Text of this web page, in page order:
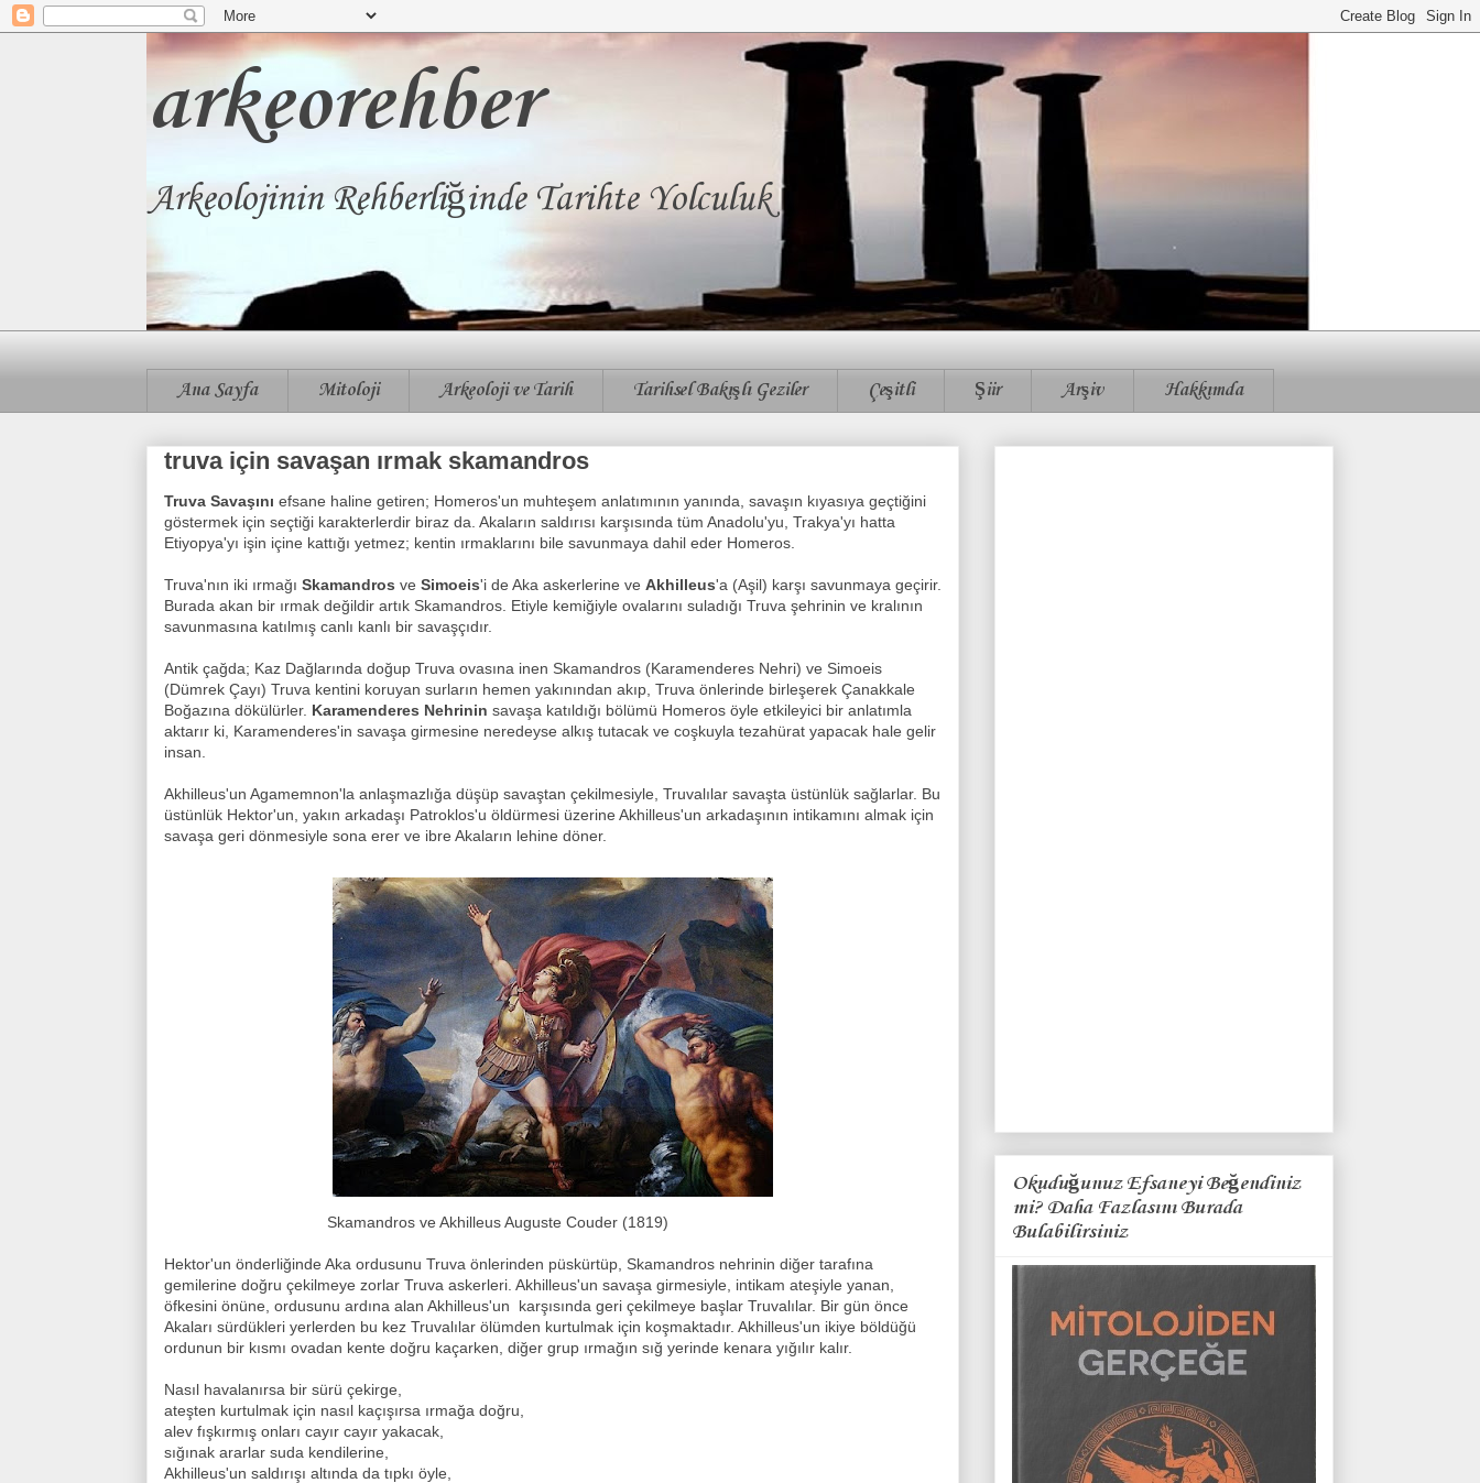
arkeorehber
Arkeolojinin Rehberliğinde Tarihte Yolculuk
Ana Sayfa Mitoloji Arkeoloji ve Tarih Tarihsel Bakışlı Geziler Çeşitli Şiir Arşiv Hakkımda
truva için savaşan ırmak skamandros
Truva Savaşını efsane haline getiren; Homeros'un muhteşem anlatımının yanında, savaşın kıyasıya geçtiğini
göstermek için seçtiği karakterlerdir biraz da. Akaların saldırısı karşısında tüm Anadolu'yu, Trakya'yı hatta
Etiyopya'yı işin içine kattığı yetmez; kentin ırmaklarını bile savunmaya dahil eder Homeros.
Truva'nın iki ırmağı Skamandros ve Simoeis'i de Aka askerlerine ve Akhilleus'a (Aşil) karşı savunmaya geçirir.
Burada akan bir ırmak değildir artık Skamandros. Etiyle kemiğiyle ovalarını suladığı Truva şehrinin ve kralının
savunmasına katılmış canlı kanlı bir savaşçıdır.
Antik çağda; Kaz Dağlarında doğup Truva ovasına inen Skamandros (Karamenderes Nehri) ve Simoeis
(Dümrek Çayı) Truva kentini koruyan surların hemen yakınından akıp, Truva önlerinde birleşerek Çanakkale
Boğazına dökülürler. Karamenderes Nehrinin savaşa katıldığı bölümü Homeros öyle etkileyici bir anlatımla
aktarır ki, Karamenderes'in savaşa girmesine neredeyse alkış tutacak ve coşkuyla tezahürat yapacak hale gelir
insan.
Akhilleus'un Agamemnon'la anlaşmazlığa düşüp savaştan çekilmesiyle, Truvalılar savaşta üstünlük sağlarlar. Bu
üstünlük Hektor'un, yakın arkadaşı Patroklos'u öldürmesi üzerine Akhilleus'un arkadaşının intikamını almak için
savaşa geri dönmesiyle sona erer ve ibre Akaların lehine döner.
Skamandros ve Akhilleus Auguste Couder (1819)
Hektor'un önderliğinde Aka ordusunu Truva önlerinden püskürtüp, Skamandros nehrinin diğer tarafına
gemilerine doğru çekilmeye zorlar Truva askerleri. Akhilleus'un savaşa girmesiyle, intikam ateşiyle yanan,
öfkesini önüne, ordusunu ardına alan Akhilleus'un karşısında geri çekilmeye başlar Truvalılar. Bir gün önce
Akaları sürdükleri yerlerden bu kez Truvalılar ölümden kurtulmak için koşmaktadır. Akhilleus'un ikiye böldüğü
ordunun bir kısmı ovadan kente doğru kaçarken, diğer grup ırmağın sığ yerinde kenara yığılır kalır.
Nasıl havalanırsa bir sürü çekirge,
ateşten kurtulmak için nasıl kaçışırsa ırmağa doğru,
alev fışkırmış onları cayır cayır yakacak,
sığınak ararlar suda kendilerine,
Akhilleus'un saldırışı altında da tıpkı öyle,
Okuduğunuz Efsaneyi Beğendiniz
mi? Daha Fazlasını Burada
Bulabilirsiniz